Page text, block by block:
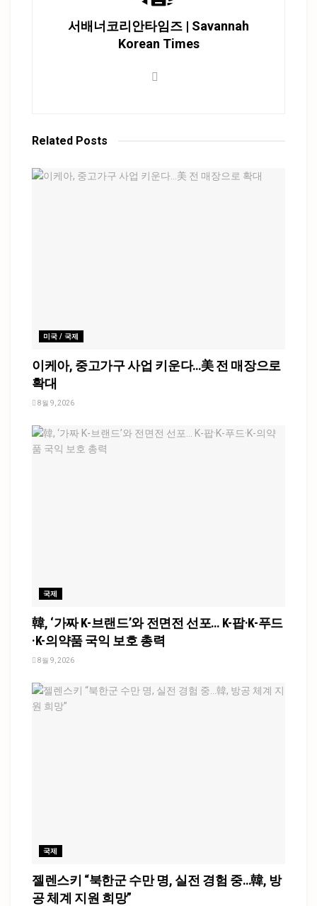
서배너코리안타임즈 | Savannah
Korean Times
Related Posts
미국 / 국제
이케아, 중고가구 사업 키운다…美 전 매장으로
확대
8월 9, 2026
국제
韓, ‘가짜 K-브랜드’와 전면전 선포… K-팝·K-푸드
·K-의약품 국익 보호 총력
8월 9, 2026
국제
젤렌스키 “북한군 수만 명, 실전 경험 중…韓, 방
공 체계 지원 희망”